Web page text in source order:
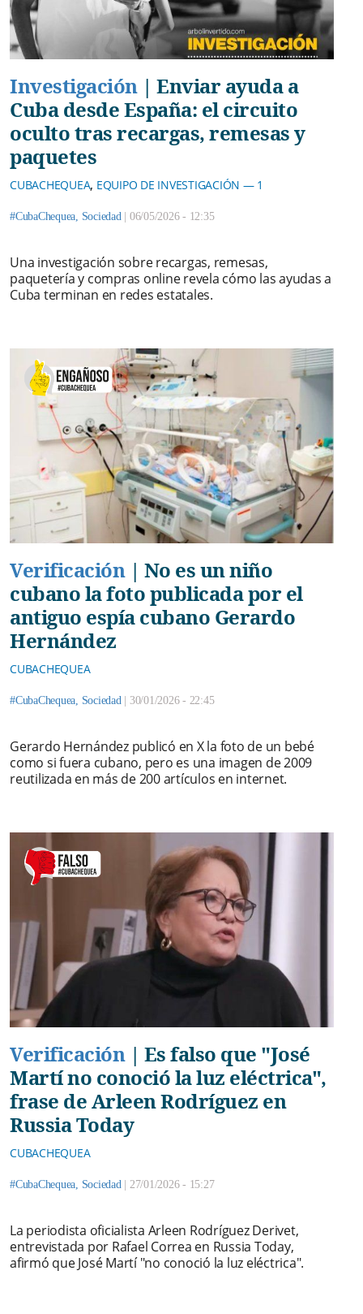
Investigación| Enviar ayuda a
Cuba desde España: el circuito
oculto tras recargas, remesas y
paquetes
CUBACHEQUEA, EQUIPO DE INVESTIGACIÓN — 1
#CubaChequea Sociedad | 06/05/2026 - 12:35
Una investigación sobre recargas, remesas,
paquetería y compras online revela cómo las ayudas a
Cuba terminan en redes estatales.
Verificación| No es un niño
cubano la foto publicada por el
antiguo espía cubano Gerardo
Hernández
CUBACHEQUEA
#CubaChequea Sociedad | 30/01/2026 - 22:45
Gerardo Hernández publicó en X la foto de un bebé
como si fuera cubano, pero es una imagen de 2009
reutilizada en más de 200 artículos en internet.
Verificación| Es falso que "José
Martí no conoció la luz eléctrica",
frase de Arleen Rodríguez en
Russia Today
CUBACHEQUEA
#CubaChequea Sociedad | 27/01/2026 - 15:27
La periodista oficialista Arleen Rodríguez Derivet,
entrevistada por Rafael Correa en Russia Today,
afirmó que José Martí "no conoció la luz eléctrica".